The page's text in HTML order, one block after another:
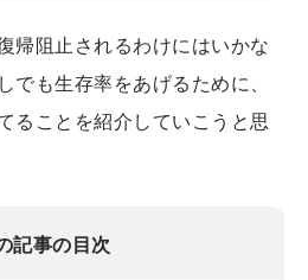
帰阻止されるわけにはいかな
でも生存率をあげるために、
ることを紹介していこうと思
記事の目次